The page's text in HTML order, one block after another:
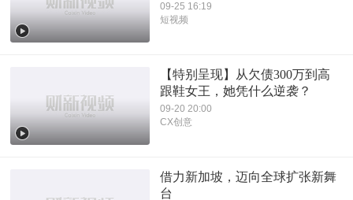
09-25 16:19
短视频
【特别呈现】从欠债300万到高
跟鞋女王，她凭什么逆袭？
09-20 20:00
CX创意
借力新加坡，迈向全球扩张新舞
台